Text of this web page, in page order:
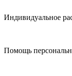
Индивидуальное
Помощь